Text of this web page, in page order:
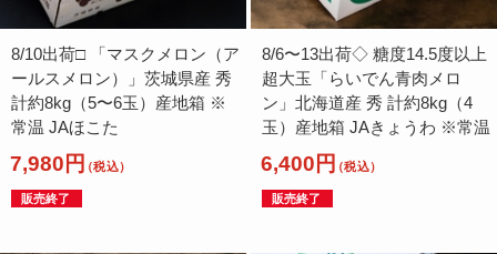
8/10出荷□ 「マスクメロン（ア
ールスメロン）」茨城県産 秀
計約8kg（5〜6玉）産地箱 ※
常温 JAほこた
7,980円（税込）
販売終了
8/6〜13出荷◇ 糖度14.5度以上
超大玉「らいでん青肉メロ
ン」北海道産 秀 計約8kg（4
玉）産地箱 JAきょうわ ※常温
6,400円（税込）
販売終了